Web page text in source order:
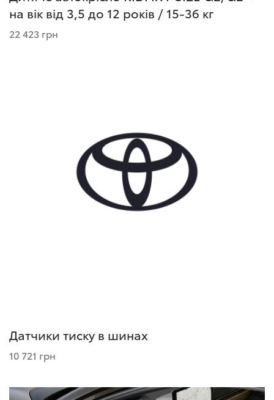
на вік від 3,5 до 12 років / 15-36 кг
22 423 грн
Датчики тиску в шинах
10 721 грн